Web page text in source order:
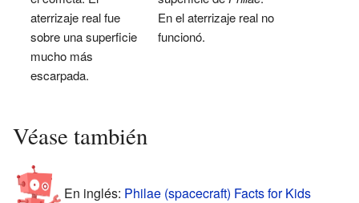
aterrizaje real fue
sobre una superficie
mucho más
escarpada.
En el aterrizaje real no
funcionó.
Véase también
En inglés: Philae (spacecraft) Facts for Kids